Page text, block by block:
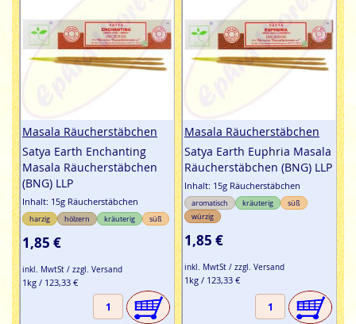
Masala Räucherstäbchen
Satya Earth Enchanting
Masala Räucherstäbchen
(BNG) LLP
Inhalt: 15g Räucherstäbchen
harzig hölzern kräuterig süß
1,85 €
inkl. MwtSt / zzgl. Versand
1kg / 123,33 €
Masala Räucherstäbchen
Satya Earth Euphria Masala
Räucherstäbchen (BNG) LLP
Inhalt: 15g Räucherstäbchen
aromatisch kräuterig
süß
würzig
1,85 €
inkl. MwtSt / zzgl. Versand
1kg / 123,33 €